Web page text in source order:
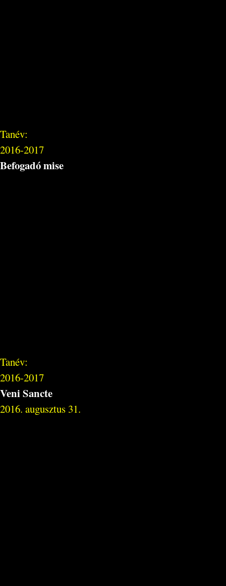
Tanév:
2016-2017
Befogadó mise
Tanév:
2016-2017
Veni Sancte
2016. augusztus 31.